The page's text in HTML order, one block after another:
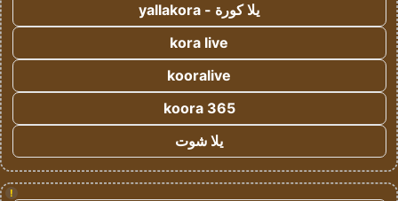
يلا كورة - yallakora
kora live
kooralive
koora 365
يلا شوت
!